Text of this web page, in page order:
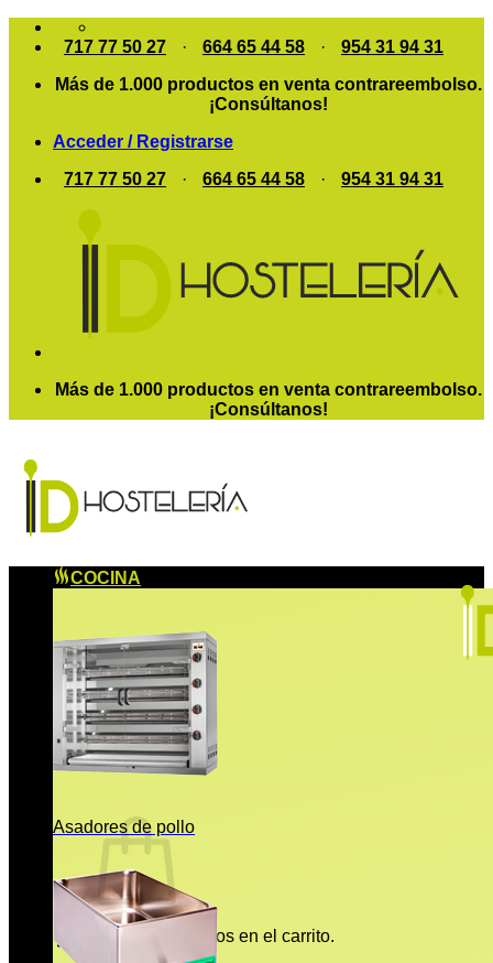
Saltar
717 77 50 27 · 664 65 44 58 ·
954 31 94 31
Más de 1.000 productos en venta contrareembolso.
¡Consúltanos!
Acceder / Registrarse
717 77 50 27
· 664 65 44 58 · 954 31 94 31
Más de 1.000 productos en venta contrareembolso.
¡Consúltanos!
No hay productos en el carrito.
COCINA
Asadores de pollo